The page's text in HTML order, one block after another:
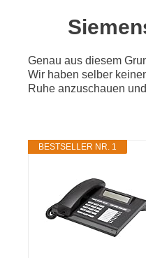
Genau aus diesem
Wir haben selber
Ruhe anzuschauen
BESTSELLER NR. 1